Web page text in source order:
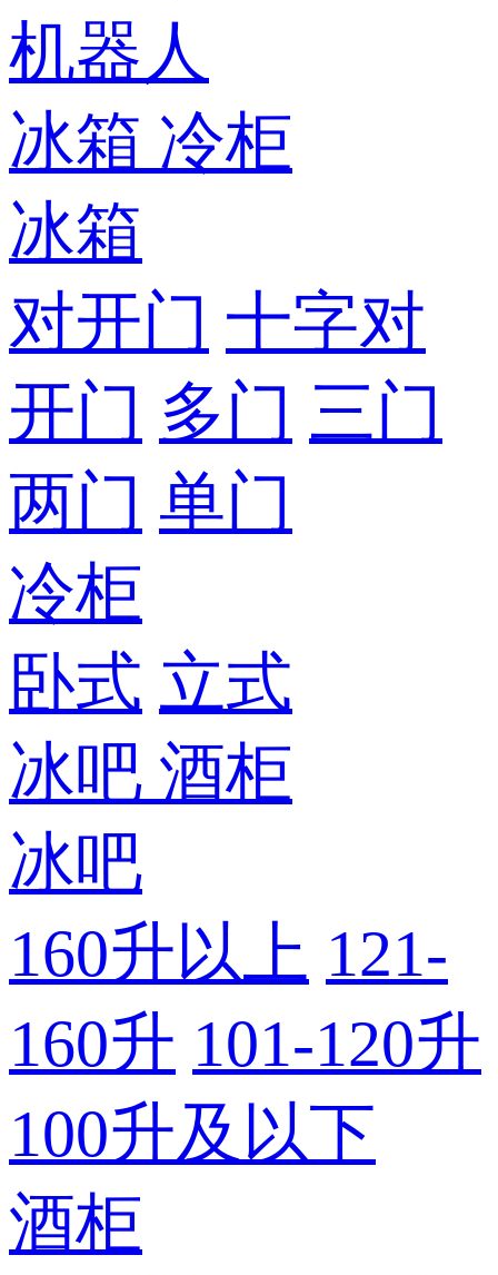
机器人
冰箱 冷柜
冰箱
对开门 十字对
开门 多门 三门
两门 单门
冷柜
卧式 立式
冰吧 酒柜
冰吧
160升以上 121-
160升 101-120升
100升及以下
酒柜